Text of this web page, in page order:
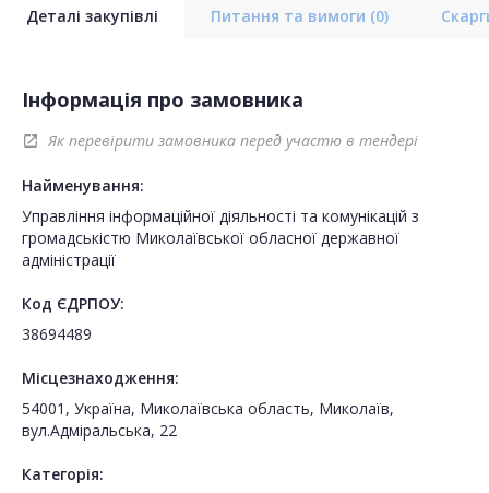
Деталі закупівлі Питання та вимоги (0)
Інформація про замовника
open_in_new Як перевірити замовника перед участю в тендері
Найменування:
Управління інформаційної діяльності та комунікацій з
громадськістю Миколаївської обласної державної
адміністрації
Код ЄДРПОУ:
38694489
Місцезнаходження:
54001, Україна, Миколаївська область, Миколаїв,
вул.Адміральська, 22
Категорія: